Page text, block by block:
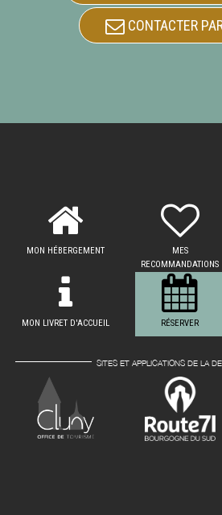
CONTACTER
MON HÉBERGEMENT
MES
RECOMMANDATIONS
MON LIVRET D'ACCUEIL RÉSERVER
SITES ET APPLICATIONS DE LA